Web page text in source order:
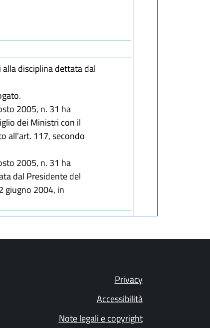
disciplina dettata dal
2005, n. 31 ha
dei Ministri con il
all'art. 117, secondo
2005, n. 31 ha
dal Presidente del
giugno 2004, in
Privacy
Accessibilità
Note legali e copyright